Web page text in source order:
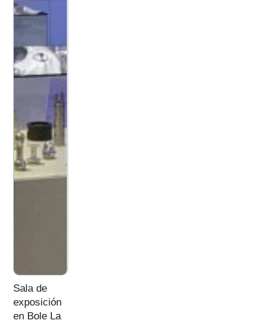
Sala de
exposición
en Bole La